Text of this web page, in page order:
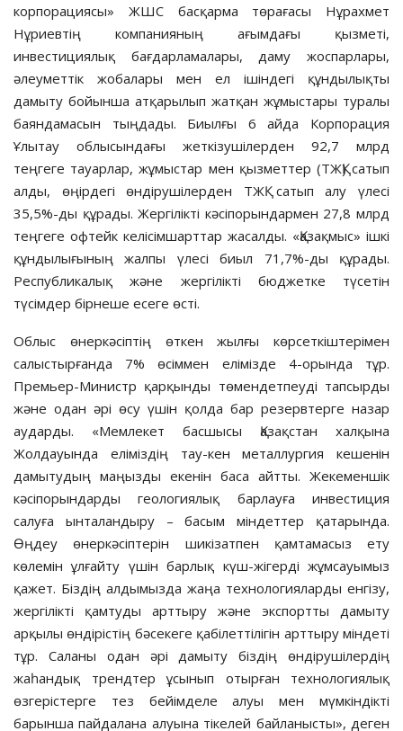
корпорациясы» ЖШС басқарма төрағасы Нұрахмет
Нұриевтің компанияның ағымдағы қызметі,
инвестициялық бағдарламалары, даму жоспарлары,
әлеуметтік жобалары мен ел ішіндегі құндылықты
дамыту бойынша атқарылып жатқан жұмыстары туралы
баяндамасын тыңдады. Биылғы 6 айда Корпорация
Ұлытау облысындағы жеткізушілерден 92,7 млрд
теңгеге тауарлар, жұмыстар мен қызметтер (ТЖҚ) сатып
алды, өңірдегі өндірушілерден ТЖҚ сатып алу үлесі
35,5%-ды құрады. Жергілікті кәсіпорындармен 27,8 млрд
теңгеге офтейк келісімшарттар жасалды. «Қазақмыс» ішкі
құндылығының жалпы үлесі биыл 71,7%-ды құрады.
Республикалық және жергілікті бюджетке түсетін
түсімдер бірнеше есеге өсті.
Облыс өнеркәсіптің өткен жылғы көрсеткіштерімен
салыстырғанда 7% өсіммен елімізде 4-орында тұр.
Премьер-Министр қарқынды төмендетпеуді тапсырды
және одан әрі өсу үшін қолда бар резервтерге назар
аударды. «Мемлекет басшысы Қазақстан халқына
Жолдауында еліміздің тау-кен металлургия кешенін
дамытудың маңызды екенін баса айтты. Жекеменшік
кәсіпорындарды геологиялық барлауға инвестиция
салуға ынталандыру – басым міндеттер қатарында.
Өңдеу өнеркәсіптерін шикізатпен қамтамасыз ету
көлемін ұлғайту үшін барлық күш-жігерді жұмсауымыз
қажет. Біздің алдымызда жаңа технологияларды енгізу,
жергілікті қамтуды арттыру және экспортты дамыту
арқылы өндірістің бәсекеге қабілеттілігін арттыру міндеті
тұр. Саланы одан әрі дамыту біздің өндірушілердің
жаһандық трендтер ұсынып отырған технологиялық
өзгерістерге тез бейімделе алуы мен мүмкіндікті
барынша пайдалана алуына тікелей байланысты», деген